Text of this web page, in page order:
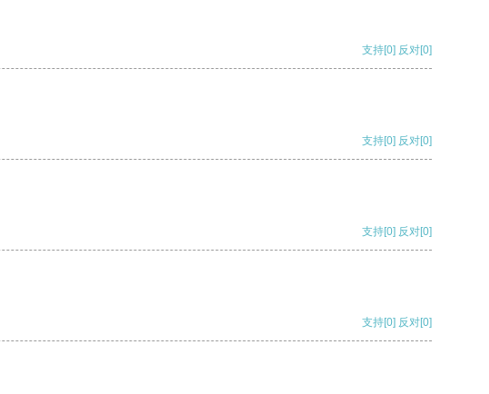
支持[0] 反对[0]
支持[0] 反对[0]
支持[0] 反对[0]
支持[0] 反对[0]